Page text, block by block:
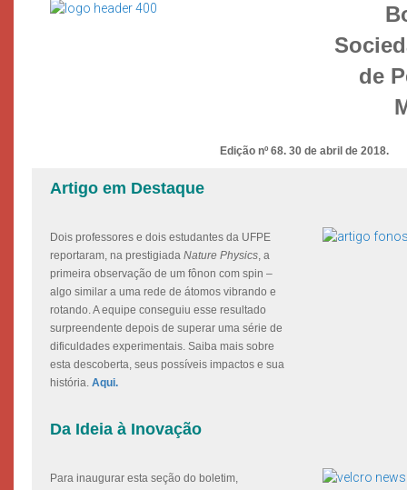
de
Edição nº 68. 30 de abril de 2018.
Artigo em Destaque
Dois professores e dois estudantes da UFPE
reportaram, na prestigiada Nature Physics, a
primeira observação de um fônon com spin –
algo similar a uma rede de átomos vibrando e
rotando. A equipe conseguiu esse resultado
surpreendente depois de superar uma série de
dificuldades experimentais. Saiba mais sobre
esta descoberta, seus possíveis impactos e sua
história. Aqui.
Da Ideia à Inovação
Para inaugurar esta seção do boletim,